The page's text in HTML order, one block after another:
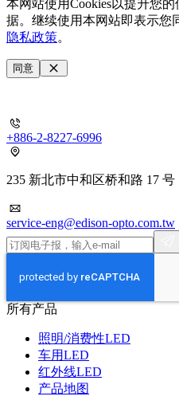
本网站使用Cookies以提升您
据。继续使用本网站即表示您
隐私政策。
同意
+886-2-8227-6996
235 新北市中和区桥和路 17 号
service-eng@edison-opto.com.tw
所有产品
照明/消费性LED
车用LED
红外线LED
产品地图